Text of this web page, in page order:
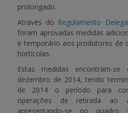
prolongado.
Através do Regulamento
foram aprovadas medidas
e temporário aos produtores de
hortícolas.
Estas medidas encontram-se
dezembro de 2014, tendo
de 2014 o período para
operações de retirada ao
apresentando-se no